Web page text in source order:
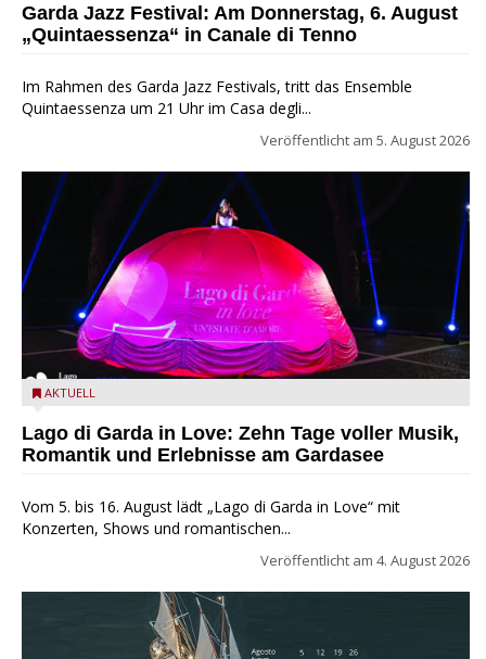
Garda Jazz Festival: Am Donnerstag, 6. August
„Quintaessenza“ in Canale di Tenno
Im Rahmen des Garda Jazz Festivals, tritt das Ensemble
Quintaessenza um 21 Uhr im Casa degli...
Veröffentlicht am 5. August 2026
Lago di Garda in Love
AKTUELL
Lago di Garda in Love: Zehn Tage voller Musik,
Romantik und Erlebnisse am Gardasee
Vom 5. bis 16. August lädt „Lago di Garda in Love“ mit
Konzerten, Shows und romantischen...
Veröffentlicht am 4. August 2026